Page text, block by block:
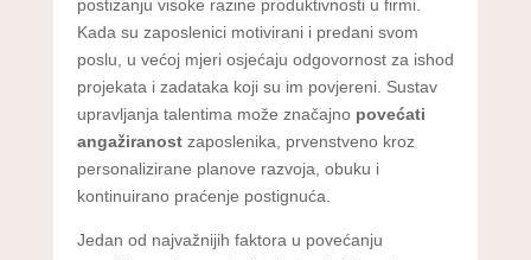
postizanju visoke razine produktivnosti u firmi.
Kada su zaposlenici motivirani i predani svom
poslu, u većoj mjeri osjećaju odgovornost za ishod
projekata i zadataka koji su im povjereni. Sustav
upravljanja talentima može značajno povećati
angažiranostzaposlenika, prvenstveno kroz
personalizirane planove razvoja, obuku i
kontinuirano praćenje postignuća.
Jedan od najvažnijih faktora u povećanju